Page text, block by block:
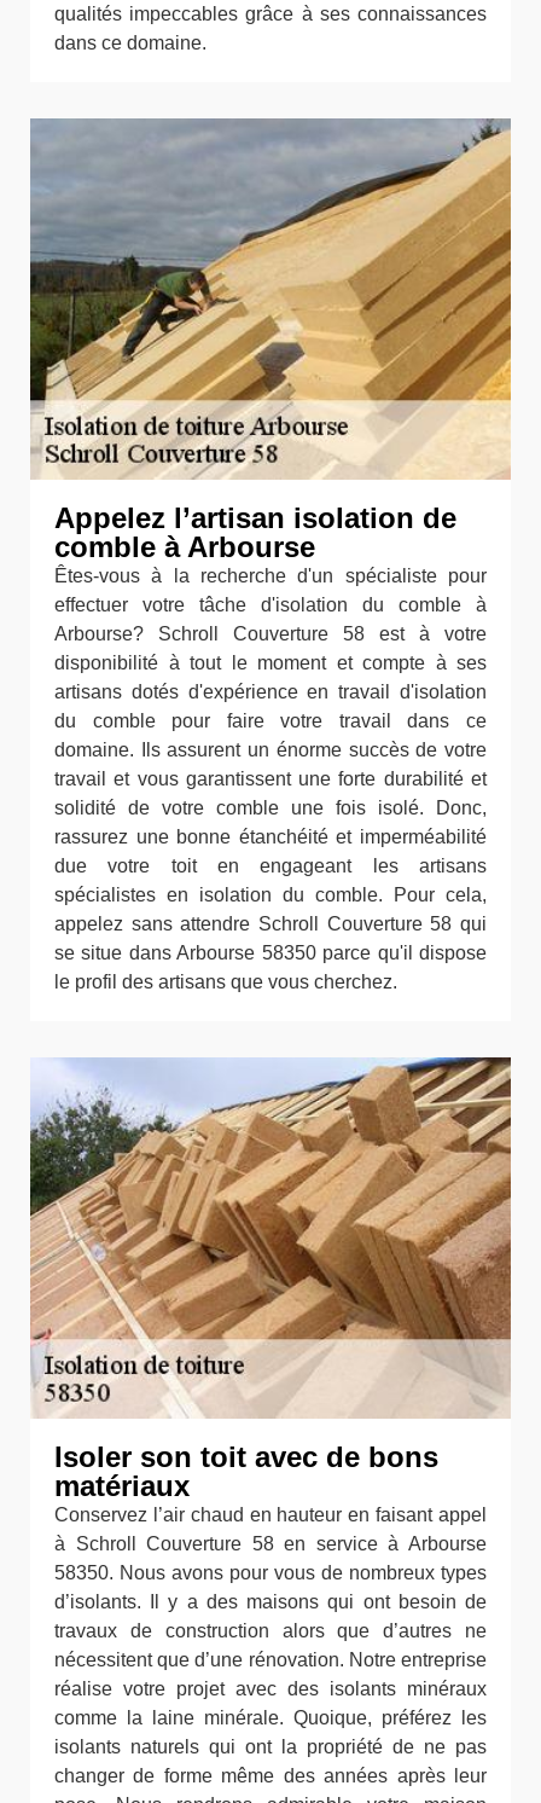
qualités impeccables grâce à ses connaissances
dans ce domaine.
Appelez l’artisan isolation de
comble à Arbourse
Êtes-vous à la recherche d'un spécialiste pour
effectuer votre tâche d'isolation du comble à
Arbourse? Schroll Couverture 58 est à votre
disponibilité à tout le moment et compte à ses
artisans dotés d'expérience en travail d'isolation
du comble pour faire votre travail dans ce
domaine. Ils assurent un énorme succès de votre
travail et vous garantissent une forte durabilité et
solidité de votre comble une fois isolé. Donc,
rassurez une bonne étanchéité et imperméabilité
due votre toit en engageant les artisans
spécialistes en isolation du comble. Pour cela,
appelez sans attendre Schroll Couverture 58 qui
se situe dans Arbourse 58350 parce qu'il dispose
le profil des artisans que vous cherchez.
Isoler son toit avec de bons
matériaux
Conservez l’air chaud en hauteur en faisant appel
à Schroll Couverture 58 en service à Arbourse
58350. Nous avons pour vous de nombreux types
d’isolants. Il y a des maisons qui ont besoin de
travaux de construction alors que d’autres ne
nécessitent que d’une rénovation. Notre entreprise
réalise votre projet avec des isolants minéraux
comme la laine minérale. Quoique, préférez les
isolants naturels qui ont la propriété de ne pas
changer de forme même des années après leur